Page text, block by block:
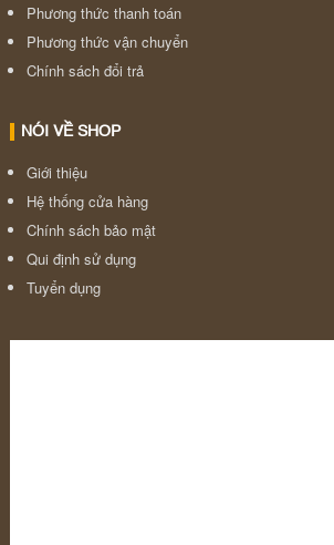
Phương thức thanh toán
Phương thức vận chuyển
Chính sách đổi trả
NÓI VỀ SHOP
Giới thiệu
Hệ thống cửa hàng
Chính sách bảo mật
Qui định sử dụng
Tuyển dụng